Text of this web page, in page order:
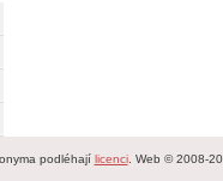
podléhají licenci. Web © 2008-